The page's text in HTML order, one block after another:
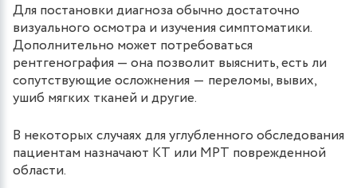
Для постановки диагноза обычно достаточно
визуального осмотра и изучения симптоматики.
Дополнительно может потребоваться
рентгенография — она позволит выяснить, есть ли
сопутствующие осложнения ― переломы, вывих,
ушиб мягких тканей и другие.
В некоторых случаях для углубленного обследования
пациентам назначают КТ или МРТ поврежденной
области.